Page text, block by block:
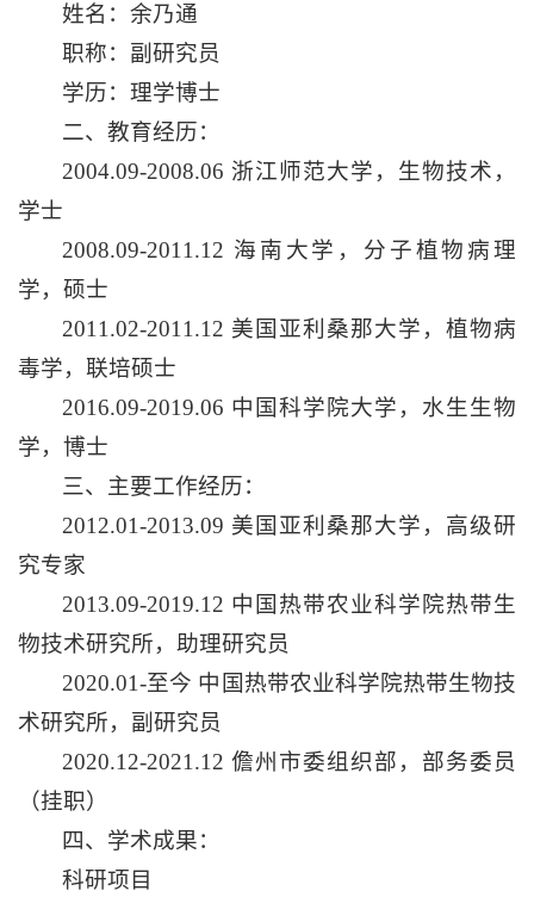
姓名：余乃通
职称：副研究员
学历：理学博士
二、教育经历：
2004.09-2008.06 浙江师范大学，生物技术，
学士
2008.09-2011.12 海南大学，分子植物病理
学，硕士
2011.02-2011.12 美国亚利桑那大学，植物病
毒学，联培硕士
2016.09-2019.06 中国科学院大学，水生生物
学，博士
三、主要工作经历：
2012.01-2013.09 美国亚利桑那大学，高级研
究专家
2013.09-2019.12 中国热带农业科学院热带生
物技术研究所，助理研究员
2020.01-至今 中国热带农业科学院热带生物技
术研究所，副研究员
2020.12-2021.12 儋州市委组织部，部务委员
（挂职）
四、学术成果：
科研项目